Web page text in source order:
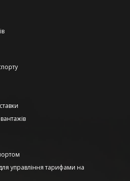
управління тарифами на